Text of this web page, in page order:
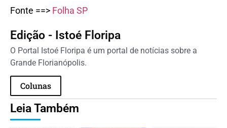
Fonte ==> Folha SP
Edição - Istoé Floripa
O Portal Istoé Floripa é um portal de notícias sobre a
Grande Florianópolis.
Colunas
Leia Também